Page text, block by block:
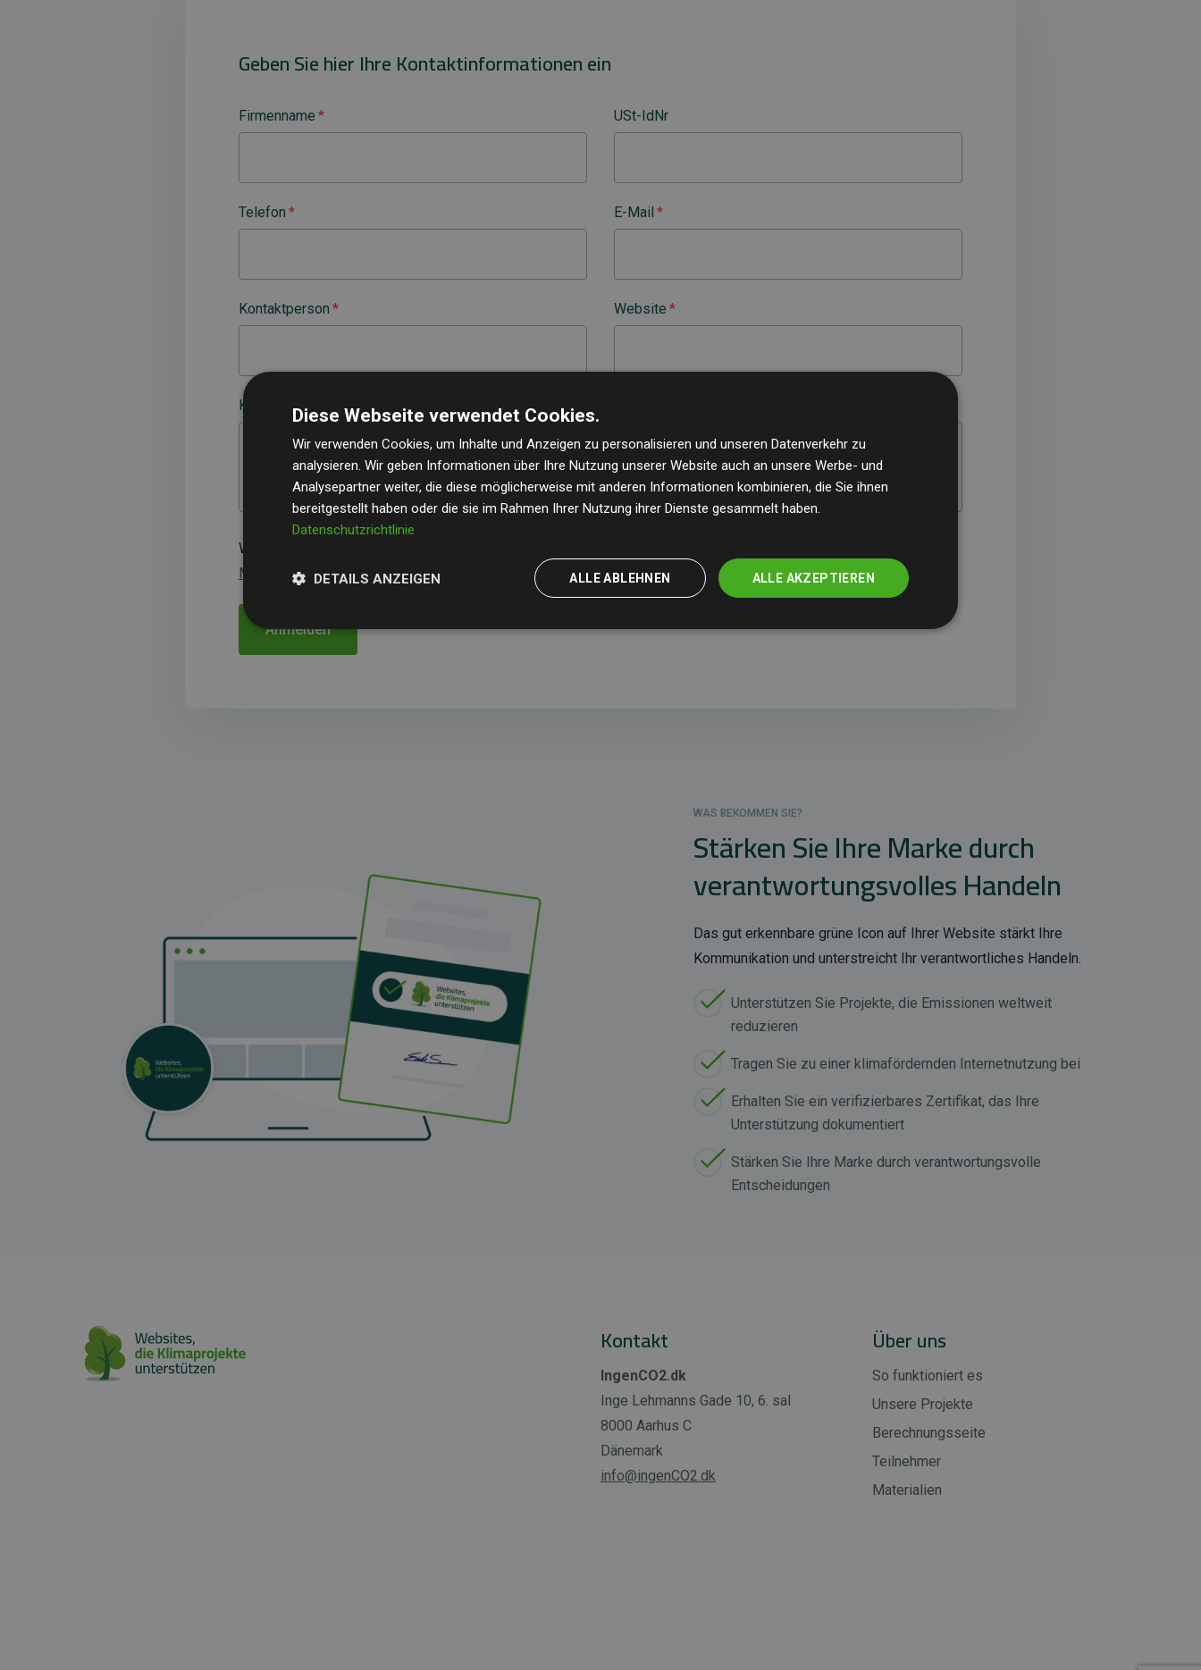
Geben Sie hier Ihre Kontaktinformationen ein
Firmenname * USt-IdNr
Telefon * E-Mail *
Kontaktperson * Website *
Kommentar
Wenn Sie sich an der
Mitgliedschaftsbedingungengelesen und akzeptiert haben.
Anmelden
WAS BEKOMMEN SIE?
Stärken Sie Ihre Marke durch
verantwortungsvolles Handeln
Das gut erkennbare grüne Icon auf Ihrer Website stärkt Ihre
Kommunikation und unterstreicht Ihr verantwortliches Handeln.
Unterstützen Sie Projekte, die Emissionen weltweit
reduzieren
Tragen Sie zu einer klimafördernden Internetnutzung bei
Erhalten Sie ein verifizierbares Zertifikat, das Ihre
Unterstützung dokumentiert
Stärken Sie Ihre Marke durch verantwortungsvolle
Entscheidungen
Kontakt
IngenCO2.dk
Inge Lehmanns Gade 10, 6. sal
8000 Aarhus C
Dänemark
info@ingenCO2.dk
Über uns
So funktioniert es
Unsere Projekte
Berechnungsseite
Teilnehmer
Materialien
Diese Webseite verwendet Cookies.
Wir verwenden Cookies, um Inhalte und Anzeigen zu personalisieren und unseren Datenverkehr zu
analysieren. Wir geben Informationen über Ihre Nutzung unserer Website auch an unsere Werbe- und
Analysepartner weiter, die diese möglicherweise mit anderen Informationen kombinieren, die Sie ihnen
bereitgestellt haben oder die sie im Rahmen Ihrer Nutzung ihrer Dienste gesammelt haben.
Datenschutzrichtlinie
ALLE AKZEPTIEREN
ALLE ABLEHNEN
DETAILS ANZEIGEN